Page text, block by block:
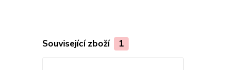
Související zboží 1